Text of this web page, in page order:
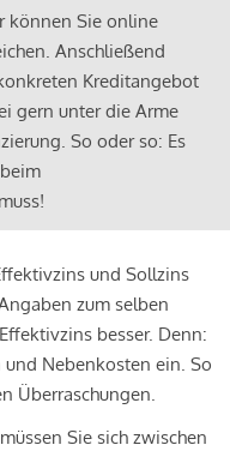
können Sie online
Anschließend
Kreditangebot
gern unter die Arme
So oder so: Es
und Sollzins
zum selben
besser. Denn:
Nebenkosten ein. So
Überraschungen.
Sie sich zwischen